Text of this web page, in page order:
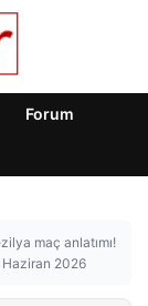
Forum
maç anlatımı!
2026